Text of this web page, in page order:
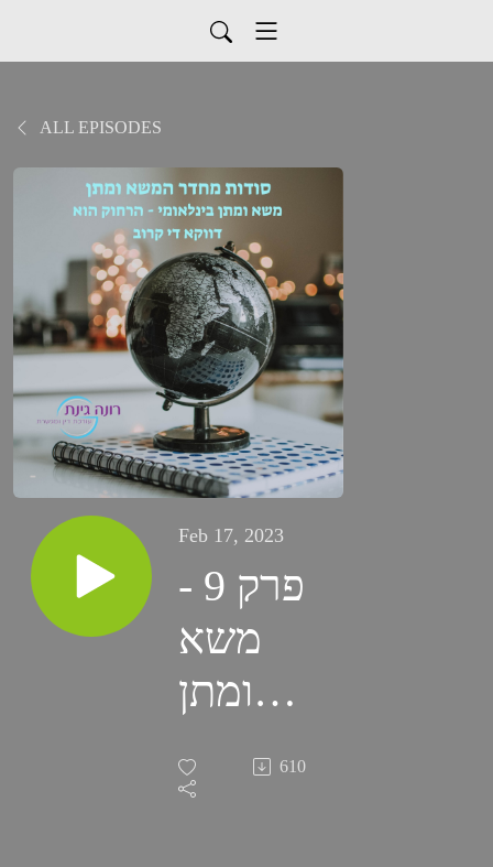
ALL EPISODES
Feb 17, 2023
פרק 9 -
משא
ומתן
בינלאומי
- הרחוק
610